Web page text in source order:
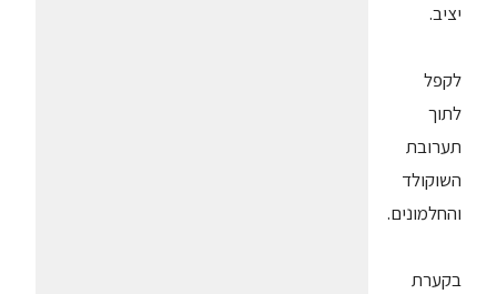
יציב.
לקפל
לתוך
תערובת
השוקולד
והחלמונים.
בקערת